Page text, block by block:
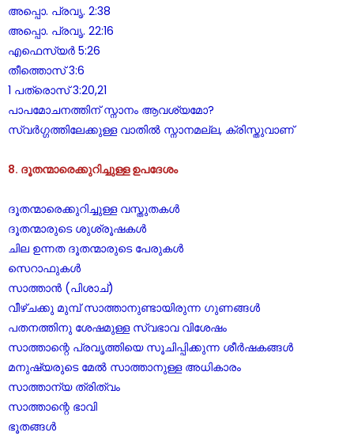
അപ്പൊ. പ്രവൃ. 2:38
അപ്പൊ. പ്രവൃ. 22:16
എഫെസ്യർ 5:26
തീത്തൊസ് 3:6
1 പത്രൊസ് 3:20,21
പാപമോചനത്തിന് സ്നാനം ആവശ്യമോ?
സ്വർഗ്ഗത്തിലേക്കുള്ള വാതിൽ സ്നാനമല്ല, ക്രിസ്തുവാണ്
8. ദൂതന്മാരെക്കുറിച്ചുള്ള ഉപദേശം
ദൂതന്മാരെക്കുറിച്ചുള്ള വസ്തുതകൾ
ദൂതന്മാരുടെ ശുശ്രൂഷകൾ
ചില ഉന്നത ദൂതന്മാരുടെ പേരുകൾ
സെറാഫുകൾ
സാത്താൻ (പിശാച്)
വീഴ്ചക്കു മുമ്പ് സാത്താനുണ്ടായിരുന്ന ഗുണങ്ങൾ
പതനത്തിനു ശേഷമുള്ള സ്വഭാവ വിശേഷം
സാത്താന്റെ പ്രവൃത്തിയെ സൂചിപ്പിക്കുന്ന ശീർഷകങ്ങൾ
മനുഷ്യരുടെ മേൽ സാത്താനുള്ള അധികാരം
സാത്താന്യ ത്രിത്വം
സാത്താന്റെ ഭാവി
ഭൂതങ്ങൾ